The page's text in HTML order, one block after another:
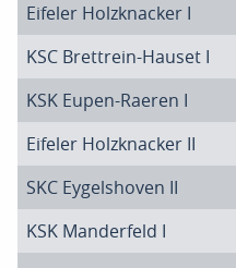
Eifeler Holzknacker I
KSC Brettrein-Hauset I
KSK Eupen-Raeren I
Eifeler Holzknacker II
SKC Eygelshoven II
KSK Manderfeld I